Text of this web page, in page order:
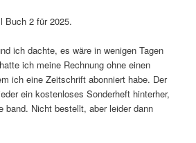
Buch 2 für 2025.
ich dachte, es wäre in wenigen Tagen
ich meine Rechnung ohne einen
ich eine Zeitschrift abonniert habe. Der
ein kostenloses Sonderheft hinterher,
band. Nicht bestellt, aber leider dann